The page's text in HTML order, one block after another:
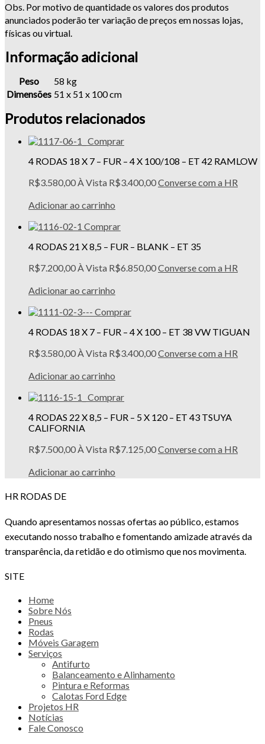
Obs. Por motivo de quantidade os valores dos produtos
anunciados poderão ter variação de preços em nossas lojas,
físicas ou virtual.
Informação adicional
Peso
58 kg
Dimensões 51 x 51 x 100 cm
Produtos relacionados
Comprar
4 RODAS 18 X 7 – FUR – 4 X 100/108 – ET 42 RAMLOW
R$3.580,00 À Vista R$3.400,00Converse com a HR
Adicionar ao carrinho
Comprar
4 RODAS 21 X 8,5 – FUR – BLANK – ET 35
R$7.200,00 À Vista R$6.850,00Converse com a HR
Adicionar ao carrinho
Comprar
4 RODAS 18 X 7 – FUR – 4 X 100 – ET 38 VW TIGUAN
R$3.580,00 À Vista R$3.400,00Converse com a HR
Adicionar ao carrinho
Comprar
4 RODAS 22 X 8,5 – FUR – 5 X 120 – ET 43 TSUYA
CALIFORNIA
R$7.500,00 À Vista R$7.125,00Converse com a HR
Adicionar ao carrinho
HR RODAS DE
Quando apresentamos nossas ofertas ao público, estamos
executando nosso trabalho e fomentando amizade através da
transparência, da retidão e do otimismo que nos movimenta.
SITE
Home
Sobre Nós
Pneus
Rodas
Móveis Garagem
Serviços
Antifurto
Balanceamento e Alinhamento
Pintura e Reformas
Calotas Ford Edge
Projetos HR
Notícias
Fale Conosco